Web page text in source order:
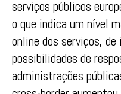
serviços públicos
o que indica um nível
online dos serviços, de
possibilidades de
administrações